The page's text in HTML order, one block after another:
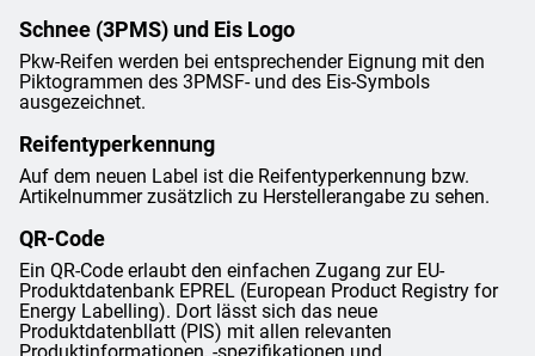
Schnee (3PMS) und Eis Logo
Pkw-Reifen werden bei entsprechender Eignung mit den
Piktogrammen des 3PMSF- und des Eis-Symbols
ausgezeichnet.
Reifentyperkennung
Auf dem neuen Label ist die Reifentyperkennung bzw.
Artikelnummer zusätzlich zu Herstellerangabe zu sehen.
QR-Code
Ein QR-Code erlaubt den einfachen Zugang zur EU-
Produktdatenbank EPREL (European Product Registry for
Energy Labelling). Dort lässt sich das neue
Produktdatenbllatt (PIS) mit allen relevanten